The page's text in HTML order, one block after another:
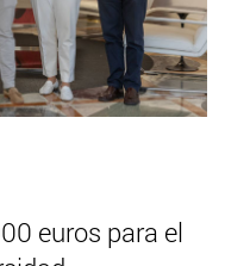
euros para el